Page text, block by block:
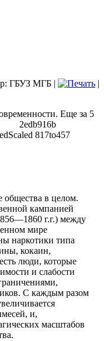
ГБУЗ МГБ |
|
Еще за 5
общества в целом.
кампанией
г.г.) между
мире
наркотики типа
кокаин,
люди, которые
и слабости
С каждым разом
и,
масштабов